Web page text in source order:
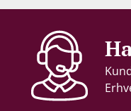
Alkohol-%
15 %
Servering